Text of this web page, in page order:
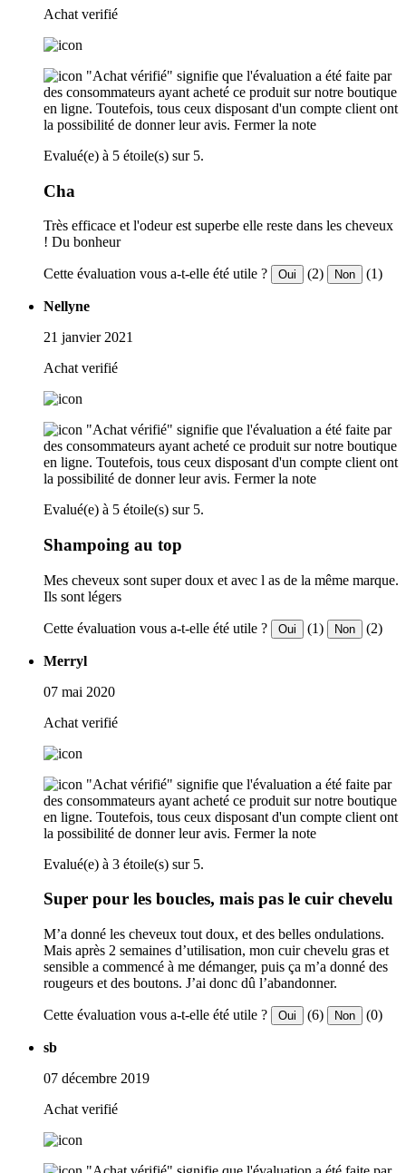
Achat verifié
"Achat vérifié" signifie que l'évaluation a été faite par
des consommateurs ayant acheté ce produit sur notre boutique
en ligne. Toutefois, tous ceux disposant d'un compte client ont
la possibilité de donner leur avis. Fermer la note
Evalué(e) à 5 étoile(s) sur 5.
Cha
Très efficace et l'odeur est superbe elle reste dans les cheveux
! Du bonheur
Cette évaluation vous a-t-elle été utile ? Oui (2) Non (1)
Nellyne
21 janvier 2021
Achat verifié
"Achat vérifié" signifie que l'évaluation a été faite par
des consommateurs ayant acheté ce produit sur notre boutique
en ligne. Toutefois, tous ceux disposant d'un compte client ont
la possibilité de donner leur avis. Fermer la note
Evalué(e) à 5 étoile(s) sur 5.
Shampoing au top
Mes cheveux sont super doux et avec l as de la même marque.
Ils sont légers
Cette évaluation vous a-t-elle été utile ? Oui (1) Non (2)
Merryl
07 mai 2020
Achat verifié
"Achat vérifié" signifie que l'évaluation a été faite par
des consommateurs ayant acheté ce produit sur notre boutique
en ligne. Toutefois, tous ceux disposant d'un compte client ont
la possibilité de donner leur avis. Fermer la note
Evalué(e) à 3 étoile(s) sur 5.
Super pour les boucles, mais pas le cuir chevelu
M’a donné les cheveux tout doux, et des belles ondulations.
Mais après 2 semaines d’utilisation, mon cuir chevelu gras et
sensible a commencé à me démanger, puis ça m’a donné des
rougeurs et des boutons. J’ai donc dû l’abandonner.
Cette évaluation vous a-t-elle été utile ? Oui (6) Non (0)
sb
07 décembre 2019
Achat verifié